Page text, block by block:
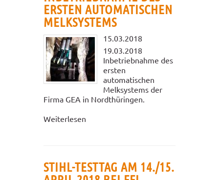
ERSTEN AUTOMATISCHEN
MELKSYSTEMS
15.03.2018
19.03.2018
Inbetriebnahme des
ersten
automatischen
Melksystems der
Firma GEA in Nordthüringen.
Weiterlesen
STIHL-TESTTAG AM 14./15.